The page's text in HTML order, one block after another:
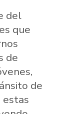
del
que
de
de
estas